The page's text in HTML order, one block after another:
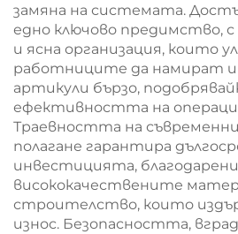
замяна на системата.
едно ключово предимство,
и ясна организация, които
работниците да намират
артикули бързо,
ефективността на
Траевността на
полагане гарантира
инвестицията,
висококачествените
строителство, които
износ. Безопасността,